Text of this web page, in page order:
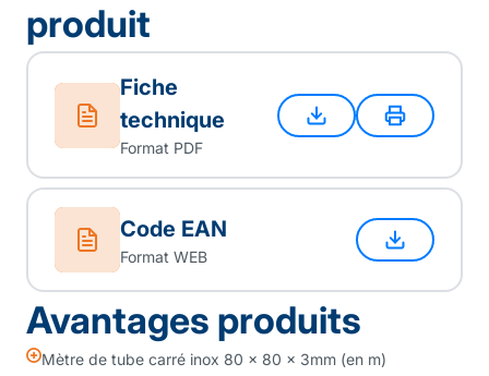
produit
Fiche
technique
Format PDF
Code EAN
Format WEB
Avantages produits
Mètre de tube carré inox 80 x 80 x 3mm (en m)